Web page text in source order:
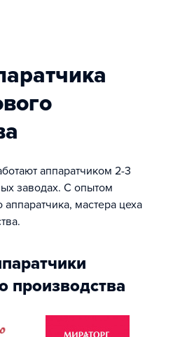
аппаратчиком 2-3
заводах. С опытом
мастера цеха
производства